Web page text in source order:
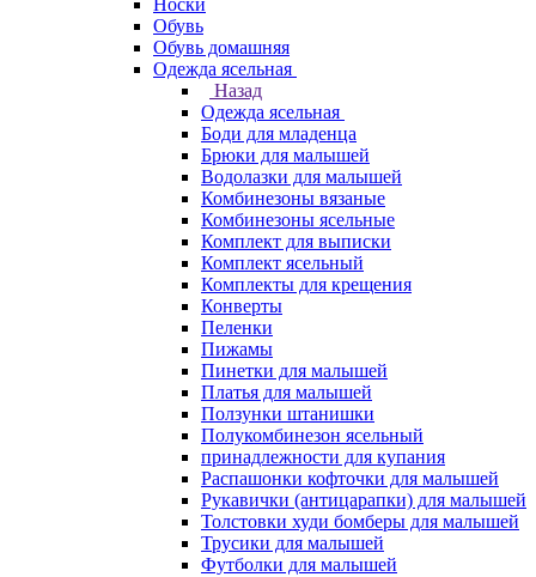
Носки
Обувь
Обувь домашняя
Одежда ясельная
Назад
Одежда ясельная
Боди для младенца
Брюки для малышей
Водолазки для малышей
Комбинезоны вязаные
Комбинезоны ясельные
Комплект для выписки
Комплект ясельный
Комплекты для крещения
Конверты
Пеленки
Пижамы
Пинетки для малышей
Платья для малышей
Ползунки штанишки
Полукомбинезон ясельный
принадлежности для купания
Распашонки кофточки для малышей
Рукавички (антицарапки) для малышей
Толстовки худи бомберы для малышей
Трусики для малышей
Футболки для малышей